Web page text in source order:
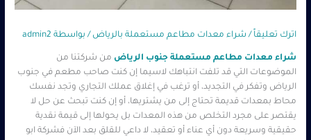
اترك تعليقاً / شراء معدات مطاعم مستعملة بالرياض / بواسطة admin2
شراء معدات مطاعم مستعملة جنوب الرياض من شركتنا من
الموضوعات التي قد تلفت انتباهك لاسيما إن كنت صاحب مطعم في جنوب
الرياض وتفكر في التجديد، أو ترغب في إغلاق عملك التجاري وتجد نفسك
محاط بمعدات قديمة تحتاج إلى من يشتريها، أو إن كنت تبحث عن حل لا
يقتصر على مجرد التخلص من هذه المعدات بل يحولها إلى قيمة نقدية
حقيقية وسريعة دون أي عناء أو تعقيد، لا داعي للقلق بعد الآن فشركة ابو